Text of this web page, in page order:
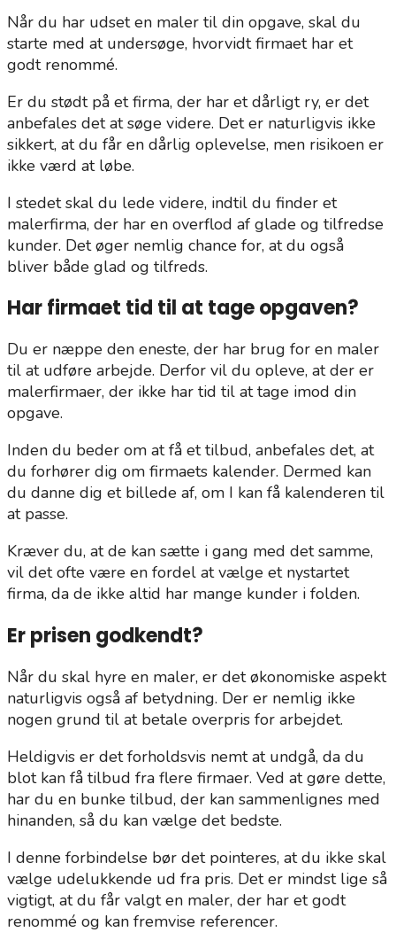
Når du har udset en maler til din opgave, skal du
starte med at undersøge, hvorvidt firmaet har et
godt renommé.
Er du stødt på et firma, der har et dårligt ry, er det
anbefales det at søge videre. Det er naturligvis ikke
sikkert, at du får en dårlig oplevelse, men risikoen er
ikke værd at løbe.
I stedet skal du lede videre, indtil du finder et
malerfirma, der har en overflod af glade og tilfredse
kunder. Det øger nemlig chance for, at du også
bliver både glad og tilfreds.
Har firmaet tid til at tage opgaven?
Du er næppe den eneste, der har brug for en maler
til at udføre arbejde. Derfor vil du opleve, at der er
malerfirmaer, der ikke har tid til at tage imod din
opgave.
Inden du beder om at få et tilbud, anbefales det, at
du forhører dig om firmaets kalender. Dermed kan
du danne dig et billede af, om I kan få kalenderen til
at passe.
Kræver du, at de kan sætte i gang med det samme,
vil det ofte være en fordel at vælge et nystartet
firma, da de ikke altid har mange kunder i folden.
Er prisen godkendt?
Når du skal hyre en maler, er det økonomiske aspekt
naturligvis også af betydning. Der er nemlig ikke
nogen grund til at betale overpris for arbejdet.
Heldigvis er det forholdsvis nemt at undgå, da du
blot kan få tilbud fra flere firmaer. Ved at gøre dette,
har du en bunke tilbud, der kan sammenlignes med
hinanden, så du kan vælge det bedste.
I denne forbindelse bør det pointeres, at du ikke skal
vælge udelukkende ud fra pris. Det er mindst lige så
vigtigt, at du får valgt en maler, der har et godt
renommé og kan fremvise referencer.